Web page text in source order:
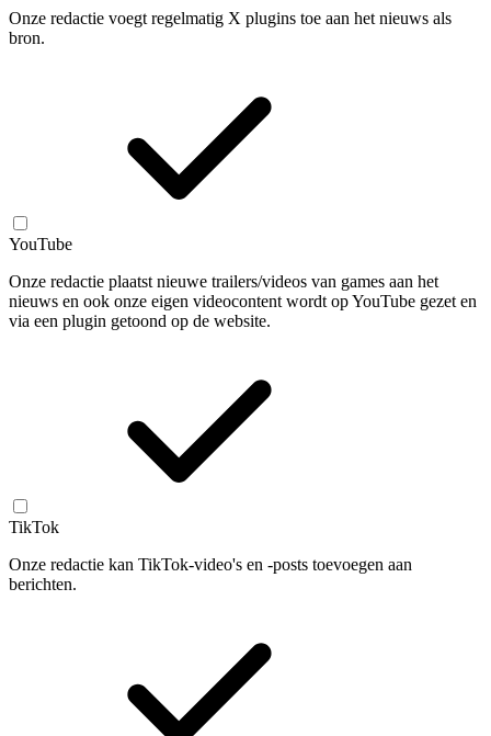
Onze redactie voegt regelmatig X plugins toe aan het nieuws als
bron.
YouTube
Onze redactie plaatst nieuwe trailers/videos van games aan het
nieuws en ook onze eigen videocontent wordt op YouTube gezet en
via een plugin getoond op de website.
TikTok
Onze redactie kan TikTok-video's en -posts toevoegen aan
berichten.